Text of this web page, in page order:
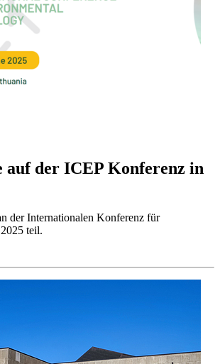
auf der ICEP Konferenz in
der Internationalen Konferenz für
teil.